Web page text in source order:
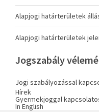
Alapjogi határterületek
Alapjogi határterületek
Jogszabály
Jogi szabályozással
Hírek
Gyermekjoggal
In English